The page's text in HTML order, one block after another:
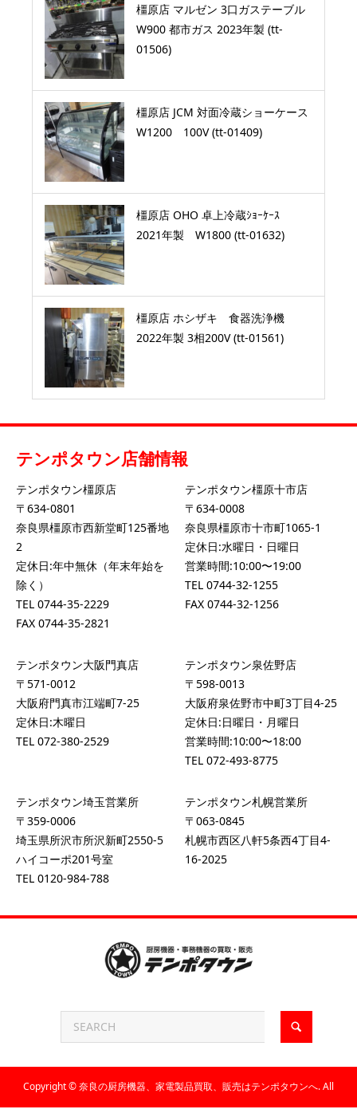
橿原店 マルゼン 3口ガステーブル
W900 都市ガス 2023年製 (tt-
01506)
橿原店 JCM 対面冷蔵ショーケース
W1200 100V (tt-01409)
橿原店 OHO 卓上冷蔵ｼｮｰｹｰｽ
2021年製 W1800 (tt-01632)
橿原店 ホシザキ 食器洗浄機
2022年製 3相200V (tt-01561)
テンポタウン店舗情報
テンポタウン橿原店
〒634-0801
奈良県橿原市西新堂町125番地
2
定休日:年中無休（年末年始を
除く）
TEL 0744-35-2229
FAX 0744-35-2821
テンポタウン橿原十市店
〒634-0008
奈良県橿原市十市町1065-1
定休日:水曜日・日曜日
営業時間:10:00〜19:00
TEL 0744-32-1255
FAX 0744-32-1256
テンポタウン大阪門真店
〒571-0012
大阪府門真市江端町7-25
定休日:木曜日
TEL 072-380-2529
テンポタウン泉佐野店
〒598-0013
大阪府泉佐野市中町3丁目4-25
定休日:日曜日・月曜日
営業時間:10:00〜18:00
TEL 072-493-8775
テンポタウン埼玉営業所
〒359-0006
埼玉県所沢市所沢新町2550-5
ハイコーポ201号室
TEL 0120-984-788
テンポタウン札幌営業所
〒063-0845
札幌市西区八軒5条西4丁目4-
16-2025
Copyright ©奈良の厨房機器、家電製品買取、販売はテンポタウンへ. All